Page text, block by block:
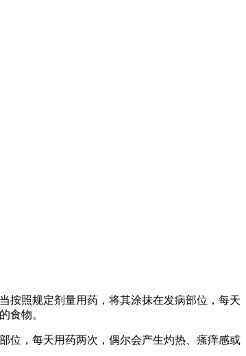
按照规定剂量用药，将其涂抹在发病部位，每天
食物。
位，每天用药两次，偶尔会产生灼热、瘙痒感或